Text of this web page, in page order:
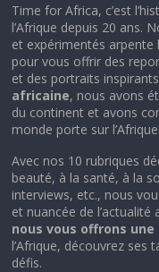
Time for Africa, c’est
l’Afrique depuis 20 ans.
et expérimentés arpente
pour vous offrir des
et des portraits
africaine, nous avons
du continent et avons
monde porte sur l’Afrique.
Avec nos 10 rubriques
beauté, à la santé, à la
interviews, etc., nous
et nuancée de l’actualité
nous vous offrons une
l’Afrique, découvrez ses
défis.